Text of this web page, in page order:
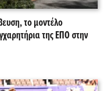
το μοντέλο
της ΕΠΟ στην